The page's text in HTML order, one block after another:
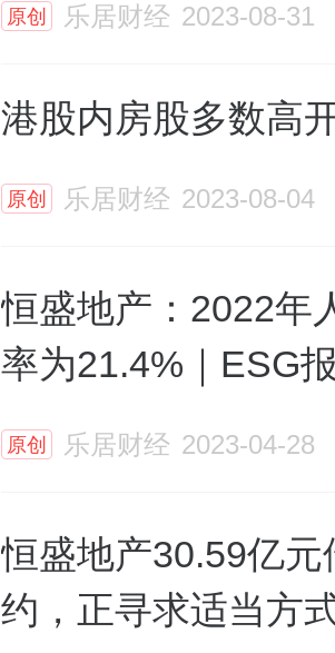
原创 乐居财经 2023-08-31
港股内房股多数高
原创 乐居财经 2023-08-04
恒盛地产：2022年
率为21.4%｜ESG
原创 乐居财经 2023-04-28
恒盛地产30.59亿元
约，正寻求适当方